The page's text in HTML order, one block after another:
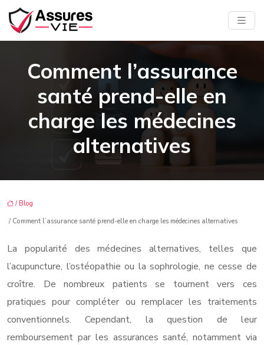
Comment l’assurance
santé prend-elle en
charge les médecines
alternatives
/ Blog
/ Comment l’assurance santé prend-elle en charge les médecines alternatives
La popularité des médecines alternatives, telles que
l’acupuncture, l’ostéopathie ou la sophrologie, ne cesse de
croître. De nombreux patients se tournent vers ces
pratiques pour compléter ou remplacer les traitements
conventionnels. Cependant, la question de leur
remboursement par les assurances santé, notamment via